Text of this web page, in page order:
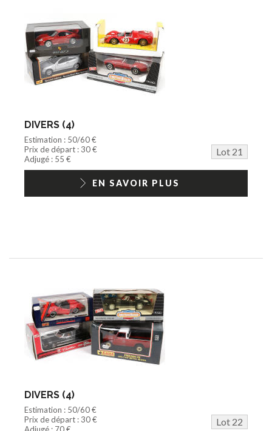
DIVERS (4)
Estimation : 50/60 €
Prix de départ : 30 €
Lot 21
Adjugé : 55 €
EN SAVOIR PLUS
DIVERS (4)
Estimation : 50/60 €
Prix de départ : 30 €
Lot 22
Adjugé : 70 €